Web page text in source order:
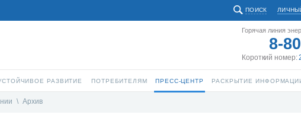
ПОИСК
Горячая линия
8-
Короткий номер:
РАЗВИТИЕ ПОТРЕБИТЕЛЯМ ПРЕСС-ЦЕНТР РАСКРЫТИЕ
\ Архив